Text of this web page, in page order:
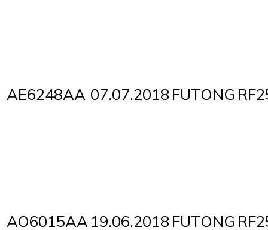
AE6248AA 07.07.2018 FUTONG
AO6015AA 19.06.2018 FUTONG